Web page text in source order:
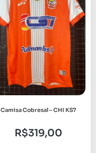
Camisa Cobresal – CHI KS7
R$319,00